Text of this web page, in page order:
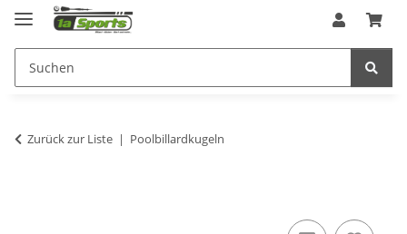
Zurück zur Liste Poolbillardkugeln